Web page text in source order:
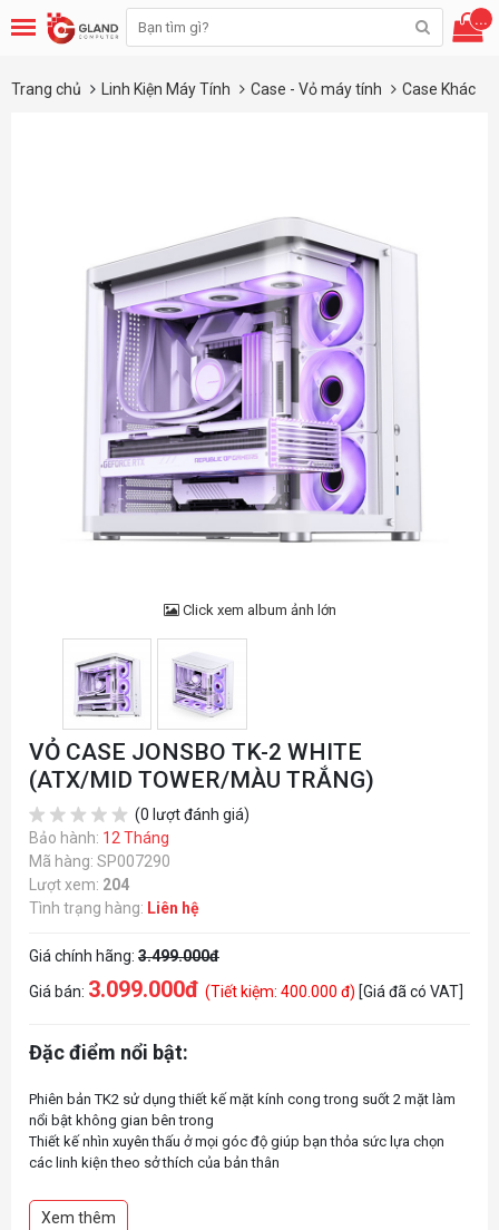
...
Trang chủ Linh Kiện Máy Tính Case - Vỏ máy tính Case Khác
Click xem album ảnh lớn
VỎ CASE JONSBO TK-2 WHITE
(ATX/MID TOWER/MÀU TRẮNG)
(0 lượt đánh giá)
Bảo hành: 12 Tháng
Mã hàng: SP007290
Lượt xem: 204
Tình trạng hàng: Liên hệ
Giá chính hãng: 3.499.000đ
Giá bán: 3.099.000đ (Tiết kiệm: 400.000 đ) [Giá đã có VAT]
Đặc điểm nổi bật:
Phiên bản TK2 sử dụng thiết kế mặt kính cong trong suốt 2 mặt làm
nổi bật không gian bên trong
Thiết kế nhìn xuyên thấu ở mọi góc độ giúp bạn thỏa sức lựa chọn
các linh kiện theo sở thích của bản thân
Tương thích VGA độ dài 405mm
Xem thêm